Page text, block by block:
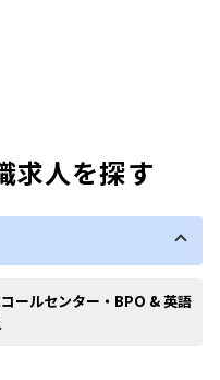
求人を探す
ールセンター・BPO & 英語